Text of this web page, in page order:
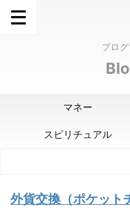
ブロ
マネー
スピリチュアル
外貨交換（ポケット